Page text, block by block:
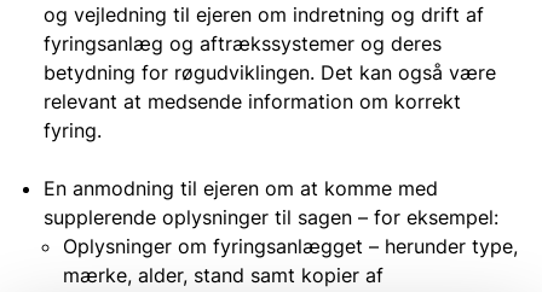
og vejledning til ejeren om indretning og drift af
fyringsanlæg og aftrækssystemer og deres
betydning for røgudviklingen. Det kan også være
relevant at medsende information om korrekt
fyring.
En anmodning til ejeren om at komme med
supplerende oplysninger til sagen – for eksempel:
Oplysninger om fyringsanlægget – herunder type,
mærke, alder, stand samt kopier af